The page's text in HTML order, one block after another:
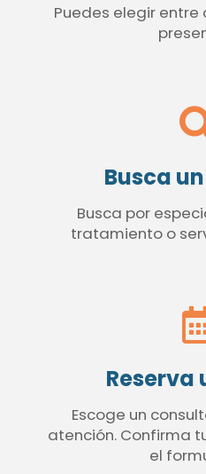
Puedes elegir
Busca
Busca por
tratamiento o
Reserva
Escoge un
atención. Confirma
el